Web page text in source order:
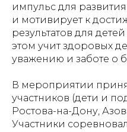
импульс для
и мотивирует к
результатов для
этом учит здоровых
уважению и заботе о
В мероприятии
участников (дети и
Ростова-на-Дону,
Участники